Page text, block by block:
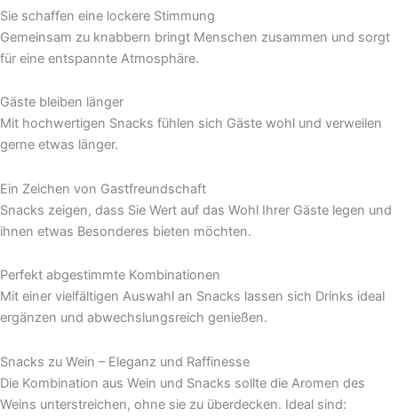
Sie schaffen eine lockere Stimmung
Gemeinsam zu knabbern bringt Menschen zusammen und sorgt
für eine entspannte Atmosphäre.
Gäste bleiben länger
Mit hochwertigen Snacks fühlen sich Gäste wohl und verweilen
gerne etwas länger.
Ein Zeichen von Gastfreundschaft
Snacks zeigen, dass Sie Wert auf das Wohl Ihrer Gäste legen und
ihnen etwas Besonderes bieten möchten.
Perfekt abgestimmte Kombinationen
Mit einer vielfältigen Auswahl an Snacks lassen sich Drinks ideal
ergänzen und abwechslungsreich genießen.
Snacks zu Wein – Eleganz und Raffinesse
Die Kombination aus Wein und Snacks sollte die Aromen des
Weins unterstreichen, ohne sie zu überdecken. Ideal sind: